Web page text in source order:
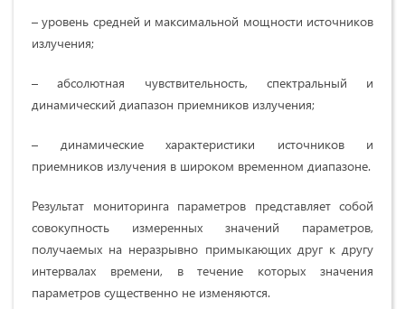
– уровень средней и максимальной мощности источников
излучения;
– абсолютная чувствительность, спектральный и
динамический диапазон приемников излучения;
– динамические характеристики источников и
приемников излучения в широком временном диапазоне.
Результат мониторинга параметров представляет собой
совокупность измеренных значений параметров,
получаемых на неразрывно примыкающих друг к другу
интервалах времени, в течение которых значения
параметров существенно не изменяются.